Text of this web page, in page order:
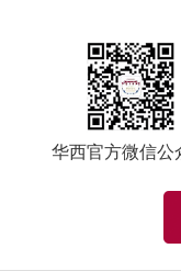
华西官方微信公